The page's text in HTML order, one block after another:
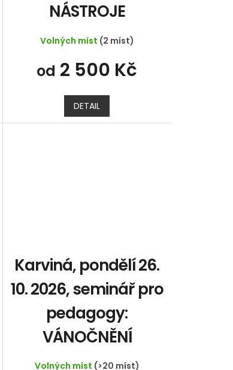
NÁSTROJE
Volných míst (2 míst)
od 2 500 Kč
DETAIL
Karviná, pondělí 26.
10. 2026, seminář pro
pedagogy:
VÁNOČNĚNÍ
Volných míst (>20 míst)